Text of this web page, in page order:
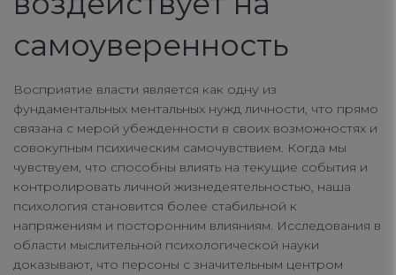
самоуверенность
Восприятие власти является как одну из
фундаментальных ментальных нужд личности, что прямо
связана с мерой убежденности в своих возможностях и
совокупным психическим самочувствием. Когда мы
чувствуем, что способны влиять на текущие события и
контролировать личной жизнедеятельностью, наша
психология становится более стабильной к
напряжениям и посторонним влияниям. Исследования в
области мыслительной психологической науки
доказывают, что персоны с значительным центром
connect
contact us